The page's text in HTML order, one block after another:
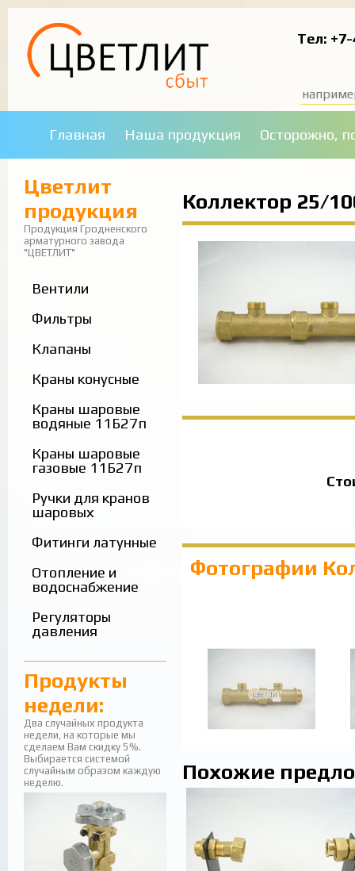
Телефон:
Тел:
Главная Наша продукция Осторожно,
Цветлит
продукция
Продукция Гродненского
арматурного завода
"ЦВЕТЛИТ"
Вентили
Фильтры
Клапаны
Краны конусные
Краны шаровые
водяные 11Б27п
Краны шаровые
газовые 11Б27п
Ручки для кранов
шаровых
Фитинги латунные
Отопление и
водоснабжение
Регуляторы
давления
Продукты
недели:
Два случайных продукта
недели, на которые мы
сделаем Вам скидку 5%.
Выбирается системой
случайным образом каждую
неделю.
Коллектор 25/
Фотографии
Похожие